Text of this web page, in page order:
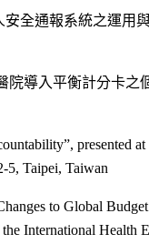
安全通報系統之運用
院導入平衡計分卡之
presented
5, Taipei, Taiwan
to Global
International Health